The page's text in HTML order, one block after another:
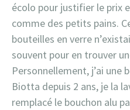
écolo pour justifier le prix
comme des petits pains.
bouteilles en verre
souvent pour en trouver
Personnellement, j’ai une
Biotta depuis 2 ans, je la
remplacé le bouchon alu